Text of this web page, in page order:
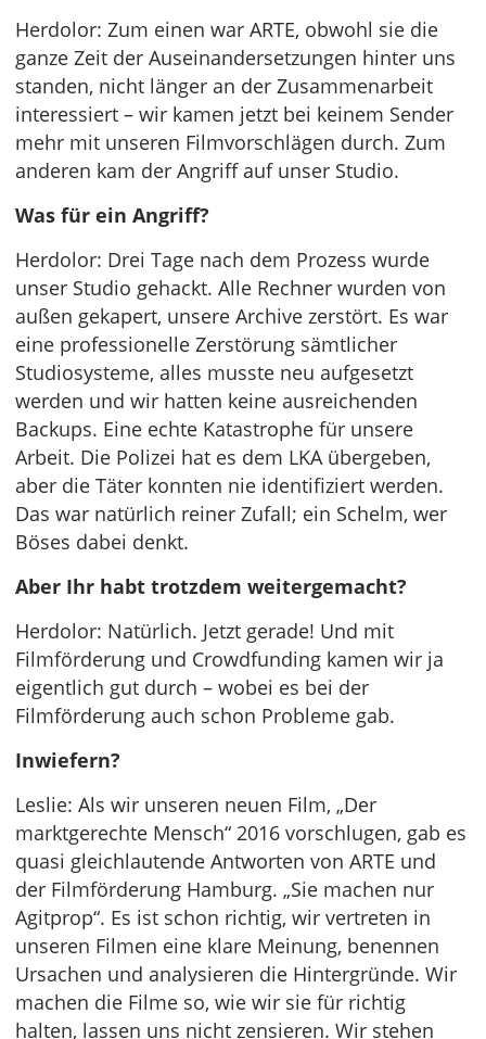
Herdolor: Zum einen war ARTE, obwohl sie die
ganze Zeit der Auseinandersetzungen hinter uns
standen, nicht länger an der Zusammenarbeit
interessiert – wir kamen jetzt bei keinem Sender
mehr mit unseren Filmvorschlägen durch. Zum
anderen kam der Angriff auf unser Studio.
Was für ein Angriff?
Herdolor: Drei Tage nach dem Prozess wurde
unser Studio gehackt. Alle Rechner wurden von
außen gekapert, unsere Archive zerstört. Es war
eine professionelle Zerstörung sämtlicher
Studiosysteme, alles musste neu aufgesetzt
werden und wir hatten keine ausreichenden
Backups. Eine echte Katastrophe für unsere
Arbeit. Die Polizei hat es dem LKA übergeben,
aber die Täter konnten nie identifiziert werden.
Das war natürlich reiner Zufall; ein Schelm, wer
Böses dabei denkt.
Aber Ihr habt trotzdem weitergemacht?
Herdolor: Natürlich. Jetzt gerade! Und mit
Filmförderung und Crowdfunding kamen wir ja
eigentlich gut durch – wobei es bei der
Filmförderung auch schon Probleme gab.
Inwiefern?
Leslie: Als wir unseren neuen Film, „Der
marktgerechte Mensch“ 2016 vorschlugen, gab es
quasi gleichlautende Antworten von ARTE und
der Filmförderung Hamburg. „Sie machen nur
Agitprop“. Es ist schon richtig, wir vertreten in
unseren Filmen eine klare Meinung, benennen
Ursachen und analysieren die Hintergründe. Wir
machen die Filme so, wie wir sie für richtig
halten, lassen uns nicht zensieren. Wir stehen